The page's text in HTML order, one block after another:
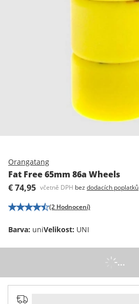
Orangatang
Fat Free 65mm 86a Wheels
€ 74,95 včetně DPH bez dodacích poplatků
(2 Hodnocení)
Barva: uniVelikost: UNI
...